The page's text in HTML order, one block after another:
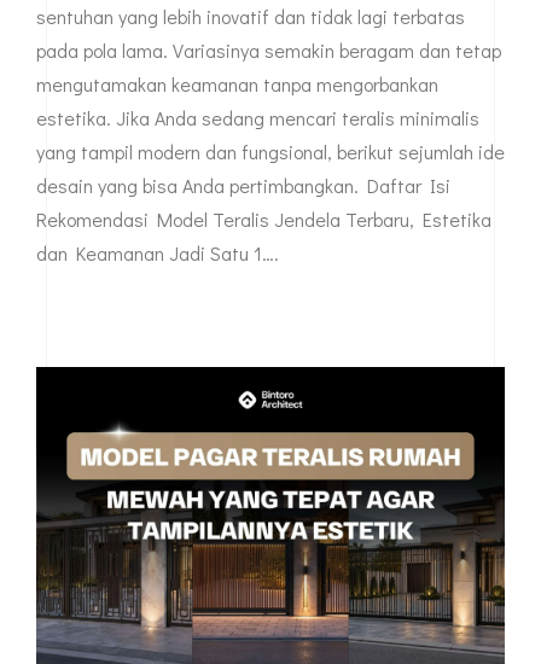
sentuhan yang lebih inovatif dan tidak lagi terbatas
pada pola lama. Variasinya semakin beragam dan tetap
mengutamakan keamanan tanpa mengorbankan
estetika. Jika Anda sedang mencari teralis minimalis
yang tampil modern dan fungsional, berikut sejumlah ide
desain yang bisa Anda pertimbangkan. Daftar Isi
Rekomendasi Model Teralis Jendela Terbaru, Estetika
dan Keamanan Jadi Satu 1….